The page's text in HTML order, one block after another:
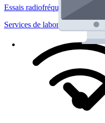
Essais radiofréquences
Services de laboratoire